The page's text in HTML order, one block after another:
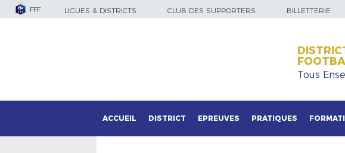
FFF LIGUES & DISTRICTS CLUB DES SUPPORTERS BILLETTERIE
Tous
ACCUEIL DISTRICT EPREUVES PRATIQUES